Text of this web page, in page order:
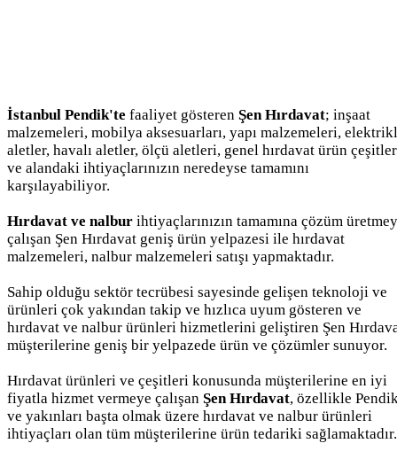
İstanbul Pendik'te faaliyet gösteren Şen Hırdavat; inşaat
malzemeleri, mobilya aksesuarları, yapı malzemeleri,
aletler, havalı aletler, ölçü aletleri, genel hırdavat ürün
ve alandaki ihtiyaçlarınızın neredeyse tamamını
karşılayabiliyor.
Hırdavat ve nalbur ihtiyaçlarınızın tamamına çözüm
çalışan Şen Hırdavat geniş ürün yelpazesi ile hırdavat
malzemeleri, nalbur malzemeleri satışı yapmaktadır.
Sahip olduğu sektör tecrübesi sayesinde gelişen teknoloji ve
ürünleri çok yakından takip ve hızlıca uyum gösteren ve
hırdavat ve nalbur ürünleri hizmetlerini geliştiren Şen
müşterilerine geniş bir yelpazede ürün ve çözümler sunuyor.
Hırdavat ürünleri ve çeşitleri konusunda müşterilerine en iyi
fiyatla hizmet vermeye çalışan Şen Hırdavat, özellikle
ve yakınları başta olmak üzere hırdavat ve nalbur ürünleri
ihtiyaçları olan tüm müşterilerine ürün tedariki sağlamaktadır.